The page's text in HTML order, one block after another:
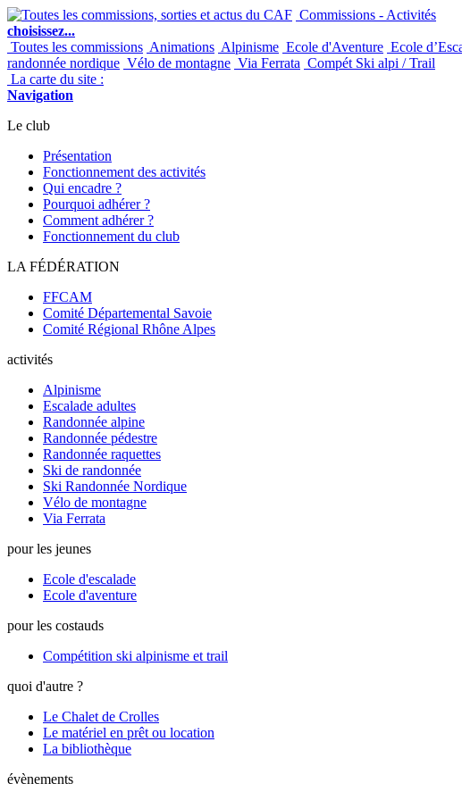
Commissions - Activités
choisissez...
Toutes les commissions Animations Alpinisme Ecole d'Aventure Ecole
randonnée nordique Vélo de montagne Via Ferrata Compét Ski alpi / Trail
La carte du site :
Navigation
Le club
Présentation
Fonctionnement des activités
Qui encadre ?
Pourquoi adhérer ?
Comment adhérer ?
Fonctionnement du club
LA FÉDÉRATION
FFCAM
Comité Départemental Savoie
Comité Régional Rhône Alpes
activités
Alpinisme
Escalade adultes
Randonnée alpine
Randonnée pédestre
Randonnée raquettes
Ski de randonnée
Ski Randonnée Nordique
Vélo de montagne
Via Ferrata
pour les jeunes
Ecole d'escalade
Ecole d'aventure
pour les costauds
Compétition ski alpinisme et trail
quoi d'autre ?
Le Chalet de Crolles
Le matériel en prêt ou location
La bibliothèque
évènements